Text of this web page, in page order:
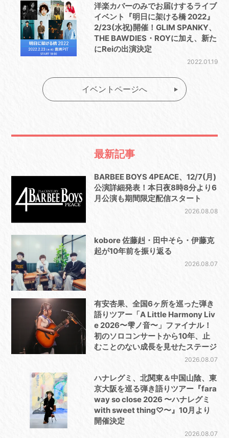
洋楽カバーのみでお届けするライブ
イベント『明日に架ける橋 2022』
2/23(水祝)開催！GLIM SPANKY、
THE BAWDIES・ROYに加え、新た
にReiの出演決定
2022.01.19
イベントページへ
最新記事
BARBEE BOYS 4PEACE、12/7(月)
公演詳細発表！本日夜8時8分より6
月公演も期間限定配信スタート
2026.08.08
kobore 佐藤赳・田中そら・伊藤克
起が10年前を振り返る
2026.08.07
有安杏果、全国6ヶ所を巡った弾き
語りツアー「A Little Harmony Liv
e 2026〜雫ノ音〜」ファイナル！
初のソロコンサートから10年、止
むことのない成長を見せたステージ
2026.08.07
ハナレグミ、北関東＆中国山陰、東
京大阪を巡る弾き語りツアー『fara
way so close 2026 〜ハナレグミ
with sweet thing♡〜』10月より
開催決定
2026.08.07